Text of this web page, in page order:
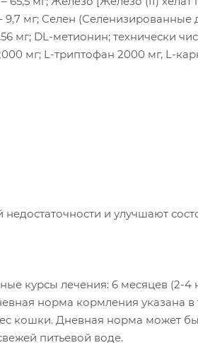
9,7 мг; Селен
мг; DL-метионин; технически
мг; L-триптофан 2000 мг, L-
и улучшают
курсы лечения: 6 месяцев (2-4
норма кормления указана в
кошки. Дневная норма может
питьевой воде.